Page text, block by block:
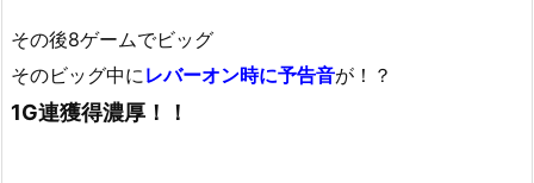
その後8ゲームでビッグ
そのビッグ中に レバーオン時に予告音が！？
1G連獲得濃厚！！